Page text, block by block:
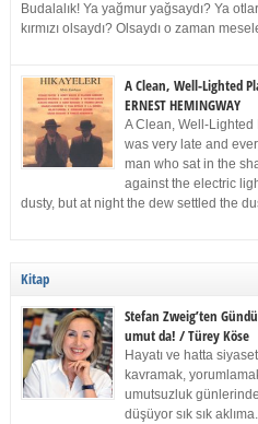
Budalalık! Ya yağmur yağsaydı? Ya
kırmızı olsaydı? Olsaydı o zaman
A Clean, Well-Lighted
ERNEST HEMINGWAY
A Clean, Well-Lighted
was very late and
man who sat in the
against the electric
dusty, but at night the dew settled the
Kitap
Stefan Zweig’ten
umut da! / Türey Köse
Hayatı ve hatta
kavramak,
umutsuzluk
düşüyor sık sık